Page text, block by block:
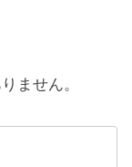
ません。